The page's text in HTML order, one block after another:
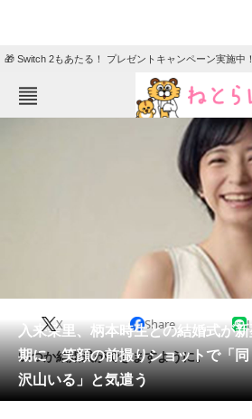
🎁 Switch 2もあたる！ プレゼントキャンペーン実施中！
ニュース
クイズ
地域
教育・育
リサーチ
会員記事
メディア
注目記事を集めた総合ページ
入来茉里、柄本時生との結婚式が
期に 笑顔の前撮りショットで「同
沢山いる」と気遣う
X Share
いつか結婚式ができますように。